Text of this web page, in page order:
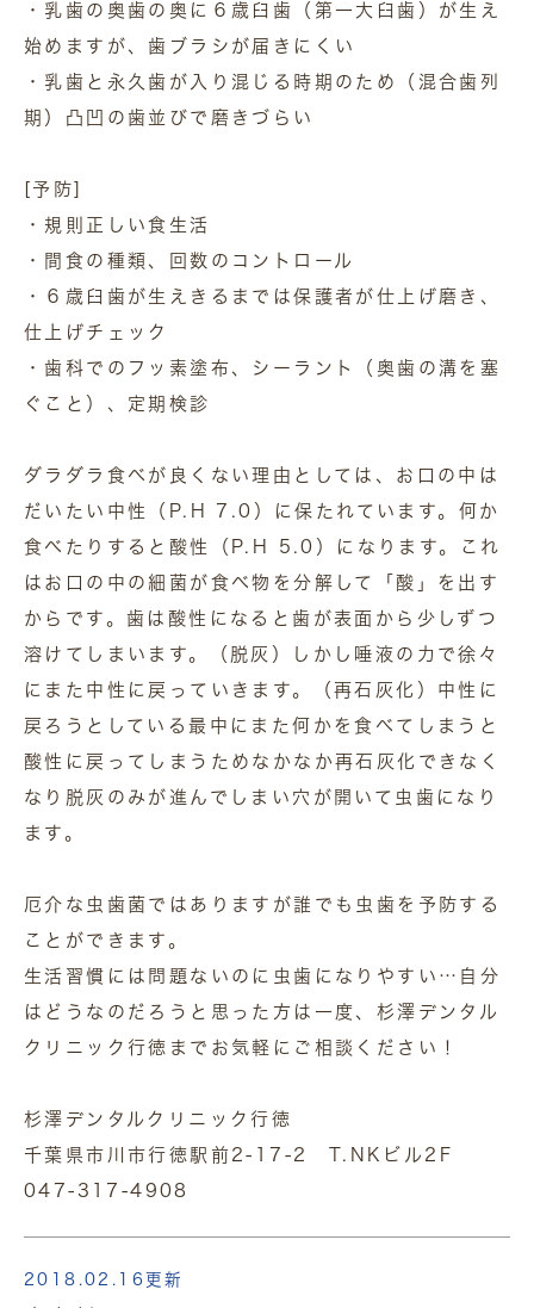
・乳歯の奥歯の奥に６歳臼歯（第一大臼歯）が生え
始めますが、歯ブラシが届きにくい
・乳歯と永久歯が入り混じる時期のため（混合歯列
期）凸凹の歯並びで磨きづらい
[予防]
・規則正しい食生活
・間食の種類、回数のコントロール
・６歳臼歯が生えきるまでは保護者が仕上げ磨き、
仕上げチェック
・歯科でのフッ素塗布、シーラント（奥歯の溝を塞
ぐこと）、定期検診
ダラダラ食べが良くない理由としては、お口の中は
だいたい中性（P.H 7.0）に保たれています。何か
食べたりすると酸性（P.H 5.0）になります。これ
はお口の中の細菌が食べ物を分解して「酸」を出す
からです。歯は酸性になると歯が表面から少しずつ
溶けてしまいます。（脱灰）しかし唾液の力で徐々
にまた中性に戻っていきます。（再石灰化）中性に
戻ろうとしている最中にまた何かを食べてしまうと
酸性に戻ってしまうためなかなか再石灰化できなく
なり脱灰のみが進んでしまい穴が開いて虫歯になり
ます。
厄介な虫歯菌ではありますが誰でも虫歯を予防する
ことができます。
生活習慣には問題ないのに虫歯になりやすい…自分
はどうなのだろうと思った方は一度、杉澤デンタル
クリニック行徳までお気軽にご相談ください！
杉澤デンタルクリニック行徳
千葉県市川市行徳駅前2-17-2 T.NKビル2F
047-317-4908
2018.02.16更新